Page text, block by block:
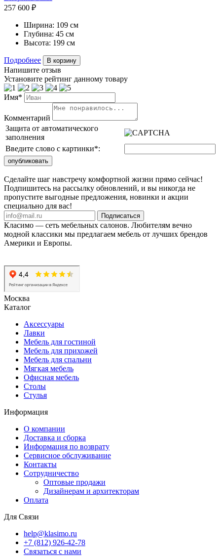
257 600 ₽
Ширина: 109 см
Глубина: 45 см
Высота: 199 см
Подробнее В корзину
Напишите отзыв
Установите рейтинг данному товару
Имя*
Комментарий
Защита от автоматического
заполнения
Введите слово с картинки*:
Сделайте шаг навстречу комфортной жизни прямо сейчас!
Подпишитесь на рассылку обновлений, и вы никогда не
пропустите выгодные предложения, новинки и акции
специально для вас!
Подписаться
Класимо — cеть мебельных салонов. Любителям вечно
модной классики мы предлагаем мебель от лучших брендов
Америки и Европы.
Москва
Каталог
Аксессуары
Лавки
Мебель для гостиной
Мебель для прихожей
Мебель для спальни
Мягкая мебель
Офисная мебель
Столы
Стулья
Информация
О компании
Доставка и сборка
Информация по возврату
Сервисное обслуживание
Контакты
Сотрудничество
Оптовые продажи
Дизайнерам и архитекторам
Оплата
Для Связи
help@klasimo.ru
+7 (812) 926-42-78
Связаться с нами